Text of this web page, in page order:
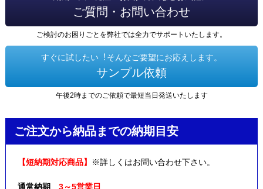
ご質問・お問い合わせ
ご検討のお困りごとを弊社では全力でサポートいたします。
すぐに試したい︕そんなご要望にお応えします。
サンプル依頼
午後2時までのご依頼で最短当日発送いたします
ご注文から納品までの納期目安
【短納期対応商品】 ※詳しくはお問い合わせ下さい。
通常納期 3～5営業日